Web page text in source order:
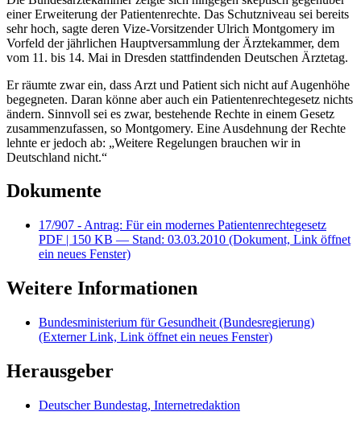
einer Erweiterung der Patientenrechte. Das Schutzniveau sei bereits
sehr hoch, sagte deren Vize-Vorsitzender Ulrich Montgomery im
Vorfeld der jährlichen Hauptversammlung der Ärztekammer, dem
vom 11. bis 14. Mai in Dresden stattfindenden Deutschen Ärztetag.
Er räumte zwar ein, dass Arzt und Patient sich nicht auf Augenhöhe
begegneten. Daran könne aber auch ein Patientenrechtegesetz nichts
ändern. Sinnvoll sei es zwar, bestehende Rechte in einem Gesetz
zusammenzufassen, so Montgomery. Eine Ausdehnung der Rechte
lehnte er jedoch ab: „Weitere Regelungen brauchen wir in
Deutschland nicht.“
Dokumente
17/907 - Antrag: Für ein modernes Patientenrechtegesetz
PDF | 150 KB — Stand: 03.03.2010 (Dokument, Link öffnet
ein neues Fenster)
Weitere Informationen
Bundesministerium für Gesundheit (Bundesregierung)
(Externer Link, Link öffnet ein neues Fenster)
Herausgeber
Deutscher Bundestag, Internetredaktion